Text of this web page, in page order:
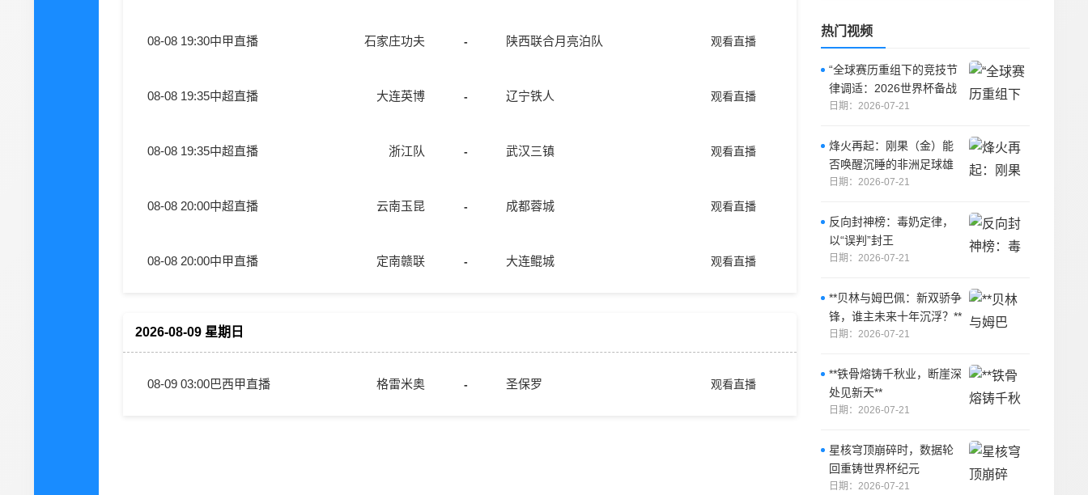
08-08 19:30中甲直播 石家庄功夫 - 陕西联合月亮泊队 观看直播
08-08 19:35中超直播 大连英博 - 辽宁铁人 观看直播
08-08 19:35中超直播 浙江队 - 武汉三镇 观看直播
08-08 20:00中超直播 云南玉昆 - 成都蓉城 观看直播
08-08 20:00中甲直播 定南赣联 - 大连鲲城 观看直播
2026-08-09 星期日
08-09 03:00巴西甲直播 格雷米奥 - 圣保罗 观看直播
热门视频
“全球赛历重组下的竞技节
律调适：2026世界杯备战
体系的拓扑升级路径”
日期：2026-07-21
烽火再起：刚果（金）能
否唤醒沉睡的非洲足球雄
狮？
日期：2026-07-21
反向封神榜：毒奶定律，
以“误判”封王
日期：2026-07-21
**贝林与姆巴佩：新双骄争
锋，谁主未来十年沉浮？**
日期：2026-07-21
**铁骨熔铸千秋业，断崖深
处见新天**
日期：2026-07-21
星核穹顶崩碎时，数据轮
回重铸世界杯纪元
日期：2026-07-21